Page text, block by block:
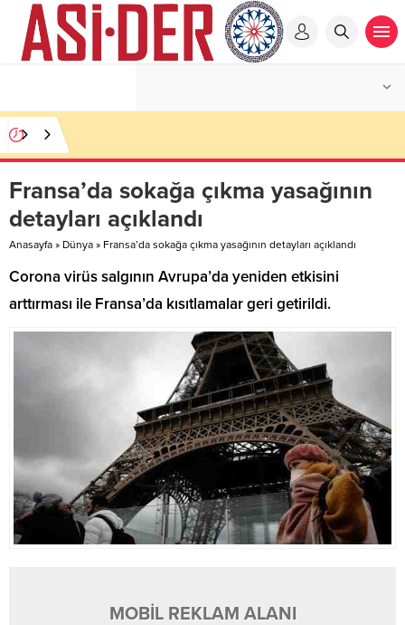
Fransa’da sokağa çıkma yasağının
detayları açıklandı
Anasayfa » Dünya » Fransa’da sokağa çıkma yasağının detayları açıklandı
Corona virüs salgının Avrupa’da yeniden etkisini
arttırması ile Fransa’da kısıtlamalar geri getirildi.
MOBİL REKLAM ALANI